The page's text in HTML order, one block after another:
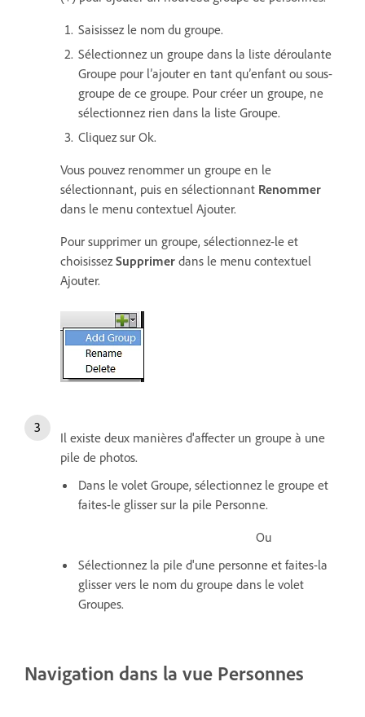
Saisissez le nom du groupe.
Sélectionnez un groupe dans la liste déroulante
Groupe pour l’ajouter en tant qu’enfant ou sous-
groupe de ce groupe. Pour créer un groupe, ne
sélectionnez rien dans la liste Groupe.
Cliquez sur Ok.
Vous pouvez renommer un groupe en le
sélectionnant, puis en sélectionnant Renommer
dans le menu contextuel Ajouter.
Pour supprimer un groupe, sélectionnez-le et
choisissezSupprimer dans le menu contextuel
Ajouter.
Il existe deux manières d'affecter un groupe à une
pile de photos.
Dans le volet Groupe, sélectionnez le groupe et
faites-le glisser sur la pile Personne.
Ou
Sélectionnez la pile d'une personne et faites-la
glisser vers le nom du groupe dans le volet
Groupes.
Navigation dans la vue Personnes